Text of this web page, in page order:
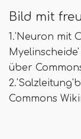
Bild mit
1.'Neuron mit
über
Commons